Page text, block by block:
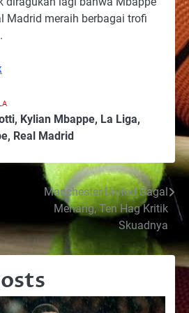
Madrid meraih berbagai trofi
, Kylian Mbappe, La Liga,
, Real Madrid
Manchester United Gagal
Menang, Ten Hag Kritik
Skuadnya